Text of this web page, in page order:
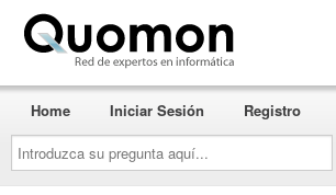
Introduzca
su
pregunta
aquí...
Home Iniciar Sesión Registro